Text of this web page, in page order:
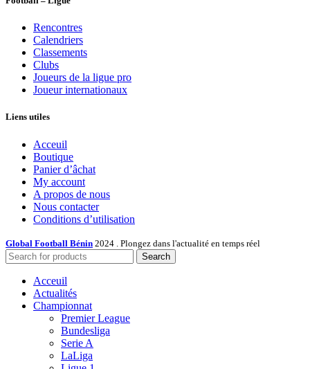
Rencontres
Calendriers
Classements
Clubs
Joueurs de la ligue pro
Joueur internationaux
Liens utiles
Acceuil
Boutique
Panier d’âchat
My account
A propos de nous
Nous contacter
Conditions d’utilisation
Global Football Bénin 2024 . Plongez dans l'actualité en temps réel
Search
Acceuil
Actualités
Championnat
Premier League
Bundesliga
Serie A
LaLiga